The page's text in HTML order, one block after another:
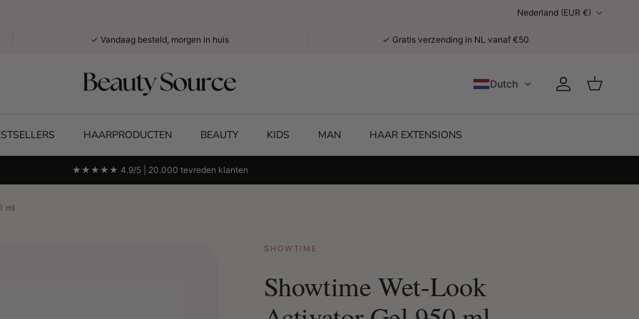
Nederland (EUR €)
✓ Vandaag besteld, morgen in huis ✓ Gratis verzending in NL vanaf €50
Dutch AccountWinkelwagen
HAARPRODUCTEN BEAUTY KIDS MAN HAAR EXTENSIONS
★★★★★ 4.9/5 | 20.000 tevreden klanten
ml
SHOWTIME
Showtime Wet-Look